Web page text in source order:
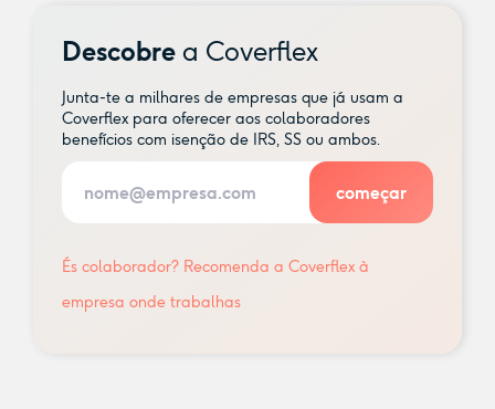
Descobrea Coverflex
Junta-te a milhares de empresas que já usam a
Coverflex para oferecer aos colaboradores
benefícios com isenção de IRS, SS ou ambos.
És colaborador? Recomenda a Coverflex à
empresa onde trabalhas